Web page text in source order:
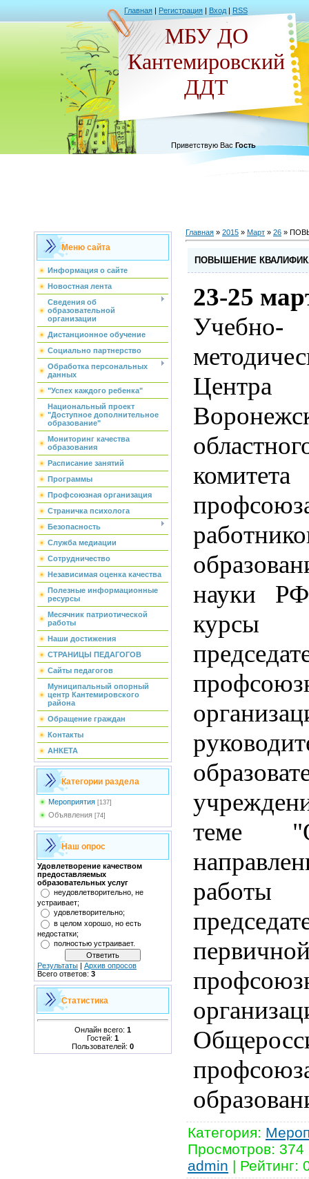
Главная | Регистрация | Вход | RSS
МБУ ДО
Кантемировский
ДДТ
Приветствую Вас Гость
Меню сайта
Информация о сайте
Новостная лента
Сведения об
образовательной
организации
Дистанционное обучение
Социально партнерство
Обработка персональных
данных
"Успех каждого ребенка"
Национальный проект
"Доступное дополнительное
образование"
Мониторинг качества
образования
Расписание занятий
Программы
Профсоюзная организация
Страничка психолога
Безопасность
Служба медиации
Сотрудничество
Независимая оценка качества
Полезные информационные
ресурсы
Месячник патриотической
работы
Наши достижения
СТРАНИЦЫ ПЕДАГОГОВ
Сайты педагогов
Муниципальный опорный
центр Кантемировского
района
Обращение граждан
Контакты
АНКЕТА
Категории раздела
Мероприятия [137]
Объявления [74]
Наш опрос
Удовлетворение качеством
предоставляемых
образовательных услуг
неудовлетворительно, не
устраивает;
удовлетворительно;
в целом хорошо, но есть
недостатки;
полностью устраивает.
Результаты
Архив опросов
Всего ответов: 3
Статистика
Онлайн всего: 1
Гостей: 1
Пользователей: 0
Главная » 2015 » Март » 26 »
ПОВЫШЕНИЕ
23-25
Учебно-
Центра
комитета
науки
курсы
теме
работы
Категория:
Просмотров: 374
admin | Рейтинг: